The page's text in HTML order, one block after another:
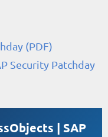
(PDF)
Security Patchday
| SAP